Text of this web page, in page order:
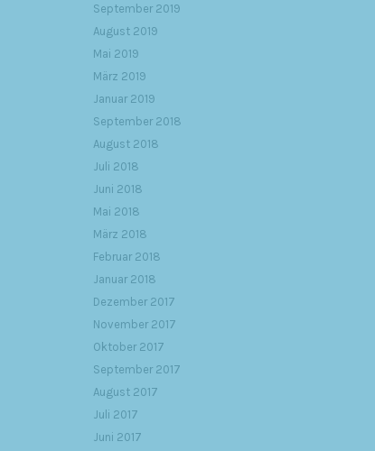
September 2019
August 2019
Mai 2019
März 2019
Januar 2019
September 2018
August 2018
Juli 2018
Juni 2018
Mai 2018
März 2018
Februar 2018
Januar 2018
Dezember 2017
November 2017
Oktober 2017
September 2017
August 2017
Juli 2017
Juni 2017